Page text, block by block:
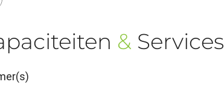
& Services